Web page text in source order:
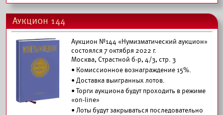
Аукцион 144
Аукцион №144 «Нумизматический аукцион»
состоялся 7 октября 2022 г.
Москва, Страстной б-р, 4/3, стр. 3
• Комиссионное вознаграждение 15%.
• Доставка выигранных лотов.
• Торги аукциона будут проходить в режиме
«on-line»
• Лоты будут закрываться последовательно